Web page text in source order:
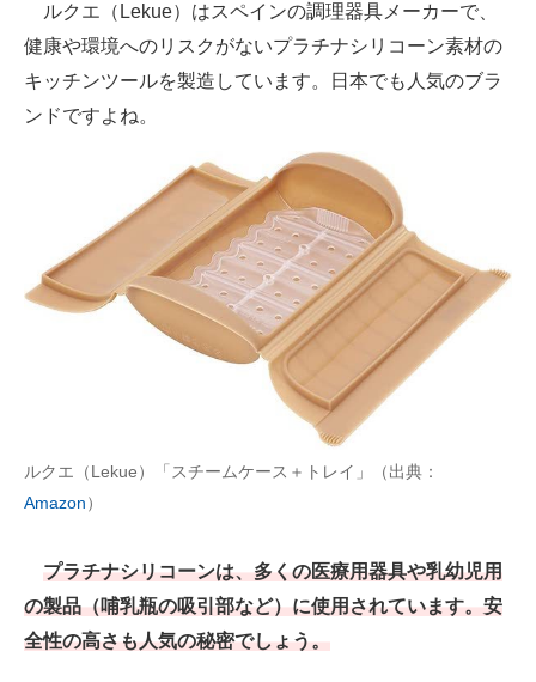
ルクエ（Lekue）はスペインの調理器具メーカーで、
健康や環境へのリスクがないプラチナシリコーン素材の
キッチンツールを製造しています。日本でも人気のブラ
ンドですよね。
ルクエ（Lekue）「スチームケース＋トレイ」（出典：
Amazon）
プラチナシリコーンは、多くの医療用器具や乳幼児用
の製品（哺乳瓶の吸引部など）に使用されています。安
全性の高さも人気の秘密でしょう。